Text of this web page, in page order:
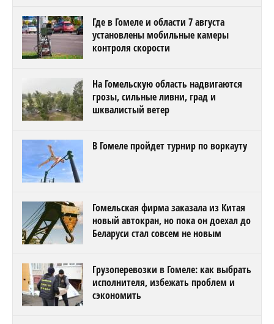
Где в Гомеле и области 7 августа
установлены мобильные камеры
контроля скорости
На Гомельскую область надвигаются
грозы, сильные ливни, град и
шквалистый ветер
В Гомеле пройдет турнир по воркауту
Гомельская фирма заказала из Китая
новый автокран, но пока он доехал до
Беларуси стал совсем не новым
Грузоперевозки в Гомеле: как выбрать
исполнителя, избежать проблем и
сэкономить